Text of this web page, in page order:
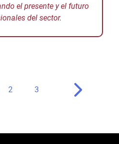
el presente y el futuro
del sector.
2 3